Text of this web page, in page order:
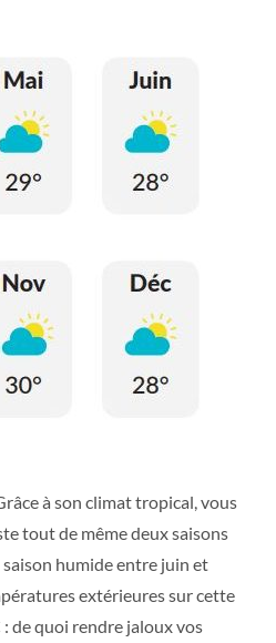
à son climat tropical, vous
tout de même deux saisons
humide entre juin et
extérieures sur cette
: de quoi rendre jaloux vos